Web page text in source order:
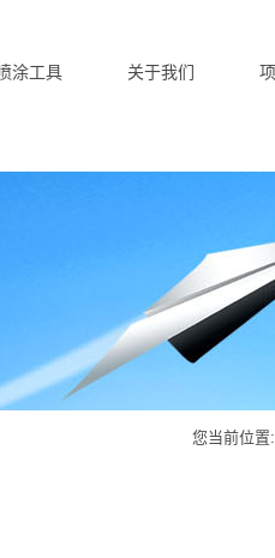
涂工具 关于我们
您当前位置: